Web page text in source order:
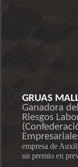
GRUAS
Ganadora
Riesgos
empresa de
un premio en